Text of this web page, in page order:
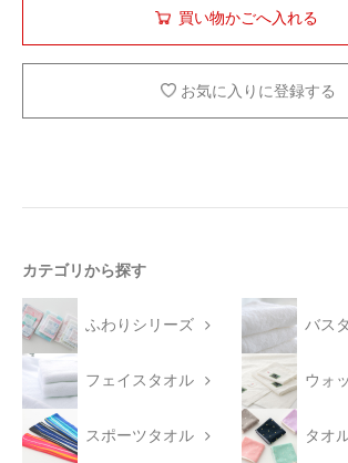
お気に入りに登録する
カテゴリから探す
ふわりシリーズ バス
フェイスタオル ウォ
スポーツタオル タオ